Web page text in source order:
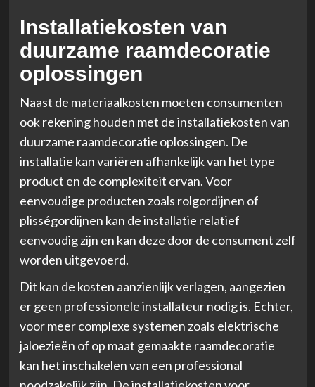
Installatiekosten van
duurzame raamdecoratie
oplossingen
Naast de materiaalkosten moeten consumenten
ook rekening houden met de installatiekosten van
duurzame raamdecoratie oplossingen. De
installatie kan variëren afhankelijk van het type
product en de complexiteit ervan. Voor
eenvoudige producten zoals rolgordijnen of
plisségordijnen kan de installatie relatief
eenvoudig zijn en kan deze door de consument zelf
worden uitgevoerd.
Dit kan de kosten aanzienlijk verlagen, aangezien
er geen professionele installateur nodig is. Echter,
voor meer complexe systemen zoals elektrische
jaloezieën of op maat gemaakte raamdecoratie
kan het inschakelen van een professional